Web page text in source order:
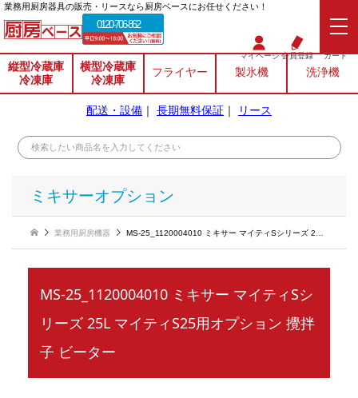
業務⽤厨房器具の販売・リースなら厨房ベースにお任せください！
0120-706-862
マイページ会員登録 カート
縦型冷蔵庫
冷凍庫
横型冷蔵庫
冷凍庫
フライヤー 製氷機 洗浄機
配送・設備 ｜ 長期無料保証 ｜ リース
ミキサーオプション
業務用厨房機器 MS-25_1120004010 ミキサー マイティSシリーズ 25L マイティS25用オプション 攪拌子 ビーター
MS-25_1120004010 ミキサー マイティSシ
リーズ 25L マイティS25用オプション 攪拌
子 ビーター